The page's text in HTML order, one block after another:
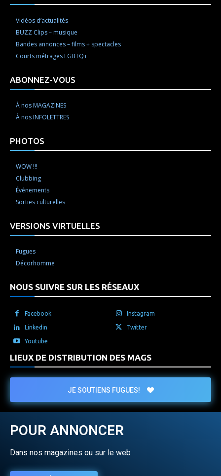
Vidéos d’actualités
BUZZ Clips – musique
Bandes annonces – films + spectacles
Courts métrages LGBTQ+
ABONNEZ-VOUS
À nos MAGAZINES
À nos INFOLETTRES
PHOTOS
WOW !!!
Clubbing
Événements
Sorties culturelles
VERSIONS VIRTUELLES
Fugues
Décorhomme
NOUS SUIVRE SUR LES RÉSEAUX
Facebook Instagram
Linkedin Twitter
Youtube
LIEUX DE DISTRIBUTION DES MAGS
JE SOUTIENS FUGUES!
POUR ANNONCER
Dans nos magazines ou sur le web